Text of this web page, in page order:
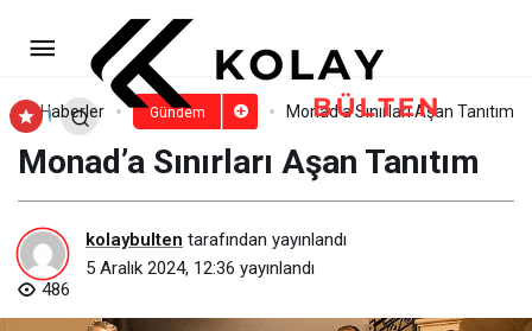
Haberler Gündem Monad’a Sınırları Aşan Tanıtım
Monad’a Sınırları Aşan Tanıtım
kolaybulten tarafından yayınlandı
5 Aralık 2024, 12:36 yayınlandı
486
Soner Sarıkabadayı’dan Sold
Out Serisi Devam Ediyor!
Yorum Yap Paylaş